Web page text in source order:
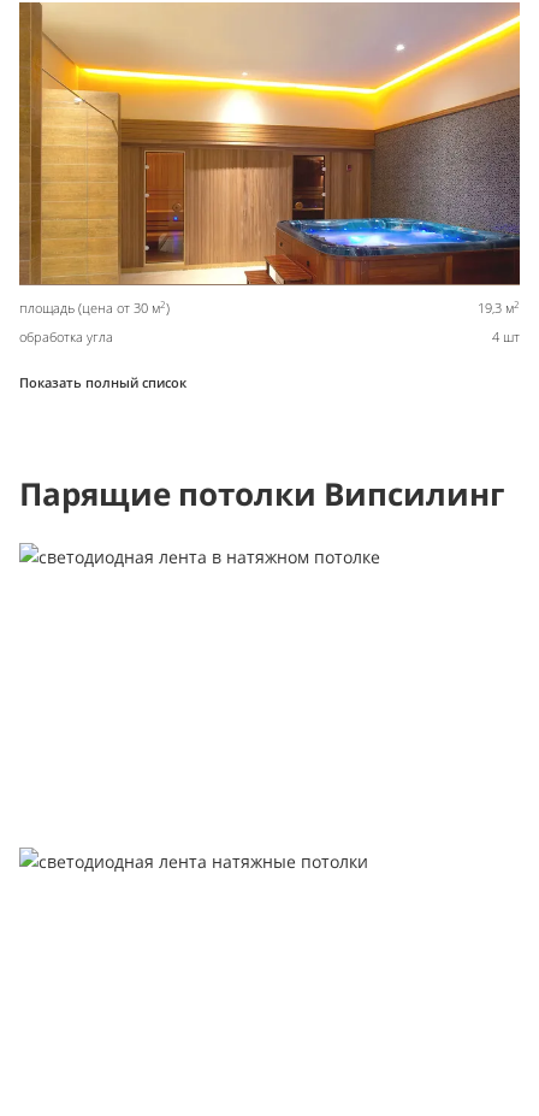
площадь (цена от 30 м2) 19,3 м2
обработка угла 4 шт
Показать полный список
Парящие потолки Випсилинг